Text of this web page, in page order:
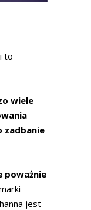
to
wiele
zadbanie
poważnie
jest